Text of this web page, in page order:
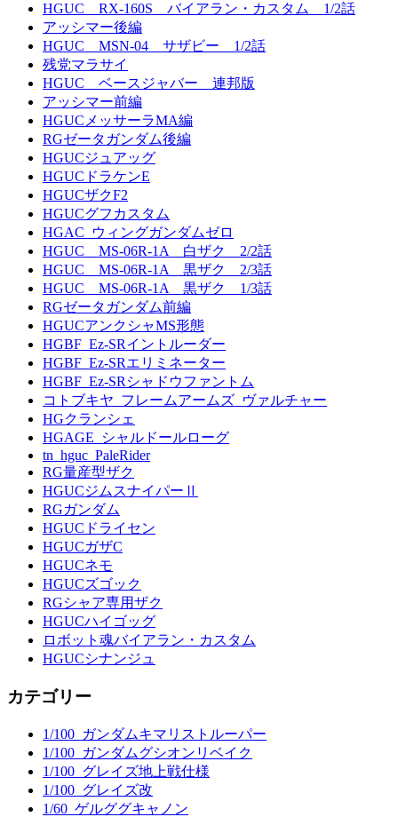
HGUC RX-160S バイアラン・カスタム 1/2話
アッシマー後編
HGUC MSN-04 サザビー 1/2話
残党マラサイ
HGUC ベースジャバー 連邦版
アッシマー前編
HGUCメッサーラMA編
RGゼータガンダム後編
HGUCジュアッグ
HGUCドラケンE
HGUCザクF2
HGUCグフカスタム
HGAC_ウィングガンダムゼロ
HGUC MS-06R-1A 白ザク 2/2話
HGUC MS-06R-1A 黒ザク 2/3話
HGUC MS-06R-1A 黒ザク 1/3話
RGゼータガンダム前編
HGUCアンクシャMS形態
HGBF_Ez-SRイントルーダー
HGBF_Ez-SRエリミネーター
HGBF_Ez-SRシャドウファントム
コトブキヤ_フレームアームズ_ヴァルチャー
HGクランシェ
HGAGE_シャルドールローグ
tn_hguc_PaleRider
RG量産型ザク
HGUCジムスナイパーⅡ
RGガンダム
HGUCドライセン
HGUCガザC
HGUCネモ
HGUCズゴック
RGシャア専用ザク
HGUCハイゴッグ
ロボット魂バイアラン・カスタム
HGUCシナンジュ
カテゴリー
1/100_ガンダムキマリストルーパー
1/100_ガンダムグシオンリベイク
1/100_グレイズ地上戦仕様
1/100_グレイズ改
1/60_ゲルググキャノン